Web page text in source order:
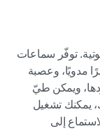
توفّر سماعات
مدويًا، وعصبة
ويمكن طيّ
يمكنك تشغيل
للاستماع إلى